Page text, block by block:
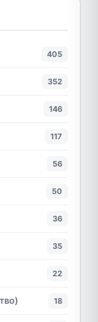
405
352
146
117
56
50
36
35
22
18